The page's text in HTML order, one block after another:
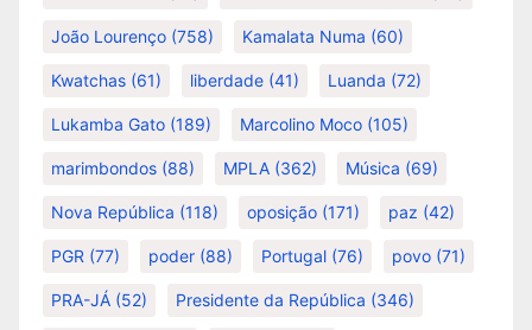
João Lourenço (758) Kamalata Numa (60)
Kwatchas (61) liberdade (41) Luanda (72)
Lukamba Gato (189) Marcolino Moco (105)
marimbondos (88) MPLA (362) Música (69)
Nova República (118) oposição (171) paz (42)
PGR (77) poder (88) Portugal (76) povo (71)
PRA-JÁ (52) Presidente da República (346)